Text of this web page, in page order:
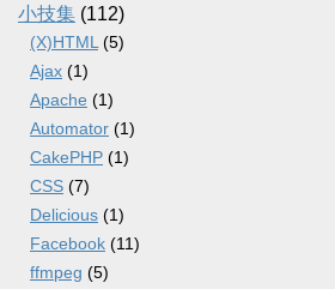
小技集 (112)
(X)HTML (5)
Ajax (1)
Apache (1)
Automator (1)
CakePHP (1)
CSS (7)
Delicious (1)
Facebook (11)
ffmpeg (5)